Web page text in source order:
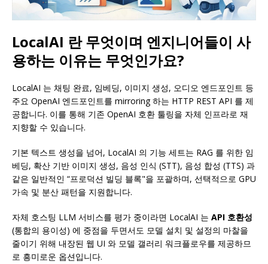
LocalAI 란 무엇이며 엔지니어들이 사
용하는 이유는 무엇인가요?
LocalAI 는 채팅 완료, 임베딩, 이미지 생성, 오디오 엔드포인트 등
주요 OpenAI 엔드포인트를 mirroring 하는 HTTP REST API 를 제
공합니다. 이를 통해 기존 OpenAI 호환 툴링을 자체 인프라로 재
지향할 수 있습니다.
기본 텍스트 생성을 넘어, LocalAI 의 기능 세트는 RAG 를 위한 임
베딩, 확산 기반 이미지 생성, 음성 인식 (STT), 음성 합성 (TTS) 과
같은 일반적인 “프로덕션 빌딩 블록"을 포괄하며, 선택적으로 GPU
가속 및 분산 패턴을 지원합니다.
자체 호스팅 LLM 서비스를 평가 중이라면 LocalAI 는 API 호환성
(통합의 용이성) 에 중점을 두면서도 모델 설치 및 설정의 마찰을
줄이기 위해 내장된 웹 UI 와 모델 갤러리 워크플로우를 제공하므
로 흥미로운 옵션입니다.